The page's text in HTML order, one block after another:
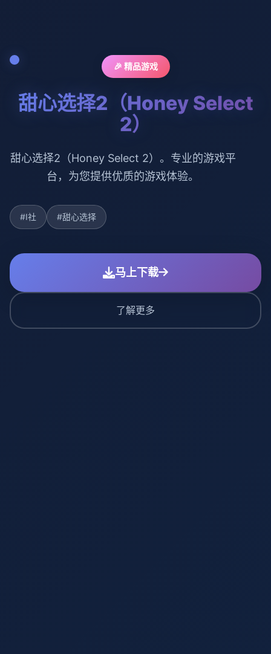
🎉 精品游戏
甜心选择2（Honey Select
2）
甜心选择2（Honey Select 2）。专业的游戏平
台，为您提供优质的游戏体验。
#I社 #甜心选择
马上下载
了解更多